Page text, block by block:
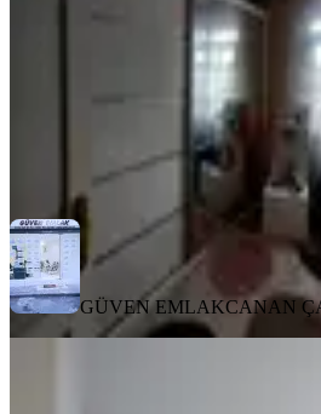
30.000 ₺
CANAN ÇAKIR
GÜVEN EMLAKCANAN